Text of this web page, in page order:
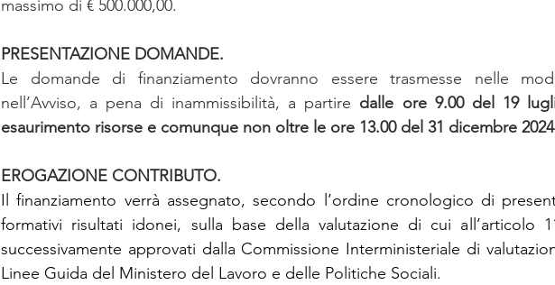
massimo di € 500.000,00.
PRESENTAZIONE DOMANDE.
Le domande di finanziamento dovranno essere trasmesse nelle
nell’Avviso, a pena di inammissibilità, a partire dalle ore 9.00 del 19
esaurimento risorse e comunque non oltre le ore 13.00 del 31 dicembre
EROGAZIONE CONTRIBUTO.
Il finanziamento verrà assegnato, secondo l’ordine cronologico di
formativi risultati idonei, sulla base della valutazione di cui all’articolo
successivamente approvati dalla Commissione Interministeriale di
Linee Guida del Ministero del Lavoro e delle Politiche Sociali.